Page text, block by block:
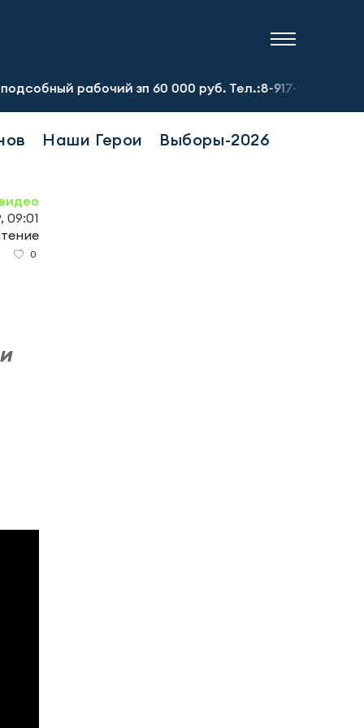
зп 60 000 руб. Тел.:8-917-913-20-71
Наши Герои Выборы-2026
09:01
0